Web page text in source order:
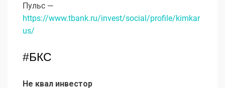
Пульс —
https://www.tbank.ru/invest/social/profile/kimkar
us/
#БКС
Не квал инвестор